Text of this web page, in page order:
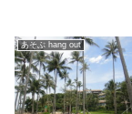
あそぶ hang out